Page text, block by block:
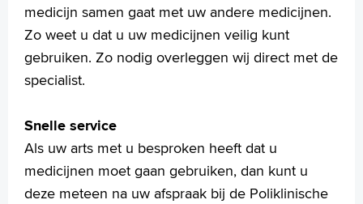
Voorleesfunctie
Language
Zoeken
English
Polski
Türkçe
Arabisch
medicijn samen gaat met uw andere medicijnen.
Zo weet u dat u uw medicijnen veilig kunt
gebruiken. Zo nodig overleggen wij direct met de
specialist.
Snelle service
Als uw arts met u besproken heeft dat u
medicijnen moet gaan gebruiken, dan kunt u
deze meteen na uw afspraak bij de Poliklinische